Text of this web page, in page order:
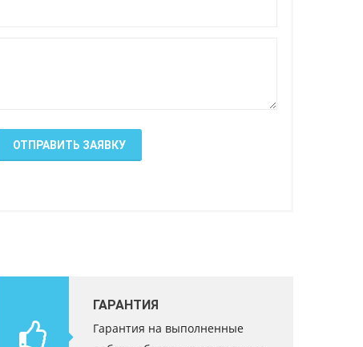
ОТПРАВИТЬ ЗАЯВКУ
ГАРАНТИЯ
Гарантия на выполненные